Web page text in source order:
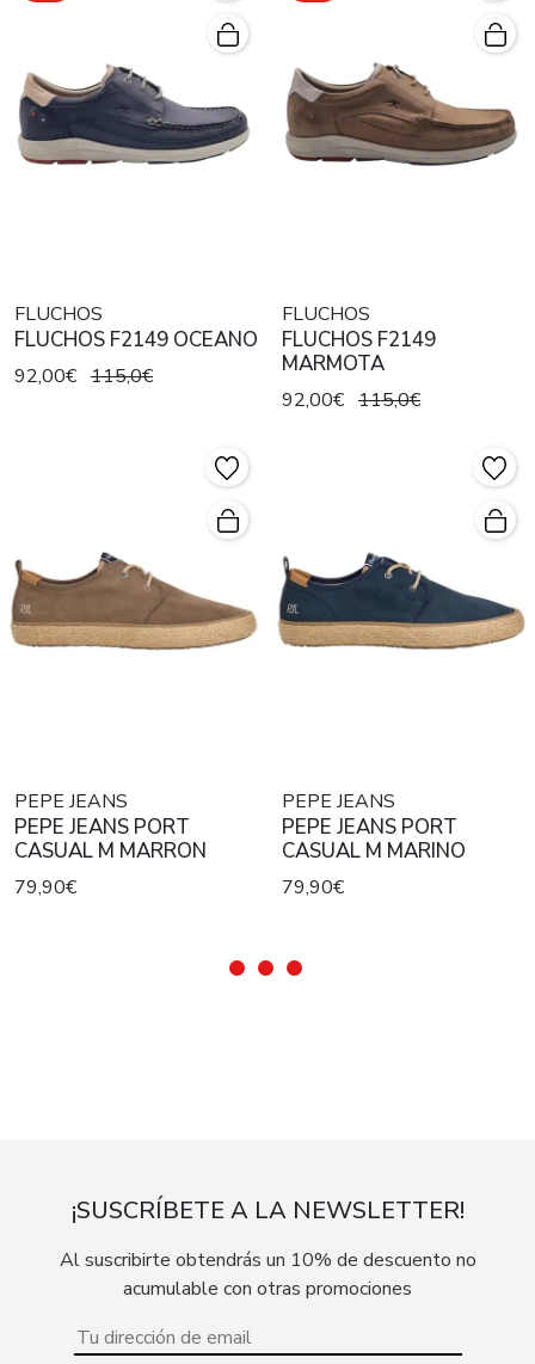
FLUCHOS
FLUCHOS F2149 OCEANO
92,00€ 115,0€
FLUCHOS
FLUCHOS F2149
MARMOTA
92,00€ 115,0€
PEPE JEANS
PEPE JEANS PORT
CASUAL M MARRON
79,90€
PEPE JEANS
PEPE JEANS PORT
CASUAL M MARINO
79,90€
¡SUSCRÍBETE A LA NEWSLETTER!
Al suscribirte obtendrás un 10% de descuento no
acumulable con otras promociones